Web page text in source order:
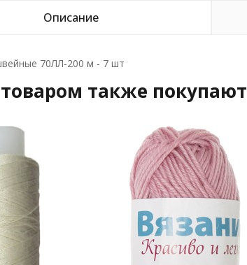
Описание
70ЛЛ-200 м - 7 шт
также покупают